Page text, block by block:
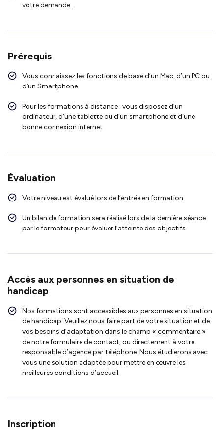
votre demande.
Prérequis
Vous connaissez les fonctions de base d’un Mac, d’un PC ou
d’un Smartphone.
Pour les formations à distance : vous disposez d’un
ordinateur, d’une tablette ou d’un smartphone et d’une
bonne connexion internet
Évaluation
Votre niveau est évalué lors de l’entrée en formation.
Un bilan de formation sera réalisé lors de la dernière séance
par le formateur pour évaluer l’atteinte des objectifs.
Accès aux personnes en situation de
handicap
Nos formations sont accessibles aux personnes en situation
de handicap. Veuillez nous faire part de votre situation et de
vos besoins d’adaptation dans le champ « commentaire »
de notre formulaire de contact, ou directement à votre
responsable d’agence par téléphone. Nous étudierons avec
vous une solution adaptée pour mettre en œuvre les
meilleures conditions d’accueil.
Inscription